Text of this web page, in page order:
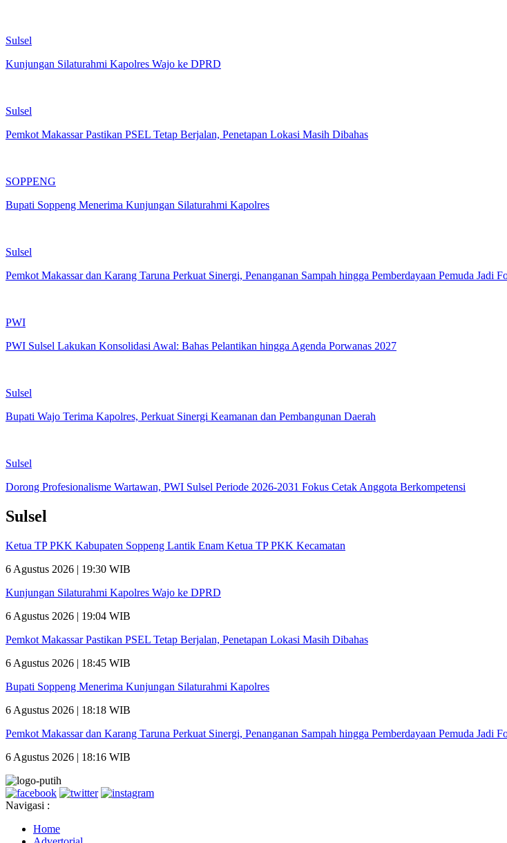
Sulsel
Kunjungan Silaturahmi Kapolres Wajo ke DPRD
Sulsel
Pemkot Makassar Pastikan PSEL Tetap Berjalan, Penetapan Lokasi Masih Dibahas
SOPPENG
Bupati Soppeng Menerima Kunjungan Silaturahmi Kapolres
Sulsel
Pemkot Makassar dan Karang Taruna Perkuat Sinergi, Penanganan Sampah hingga Pemberdayaan Pemuda Jadi
PWI
PWI Sulsel Lakukan Konsolidasi Awal: Bahas Pelantikan hingga Agenda Porwanas 2027
Sulsel
Bupati Wajo Terima Kapolres, Perkuat Sinergi Keamanan dan Pembangunan Daerah
Sulsel
Dorong Profesionalisme Wartawan, PWI Sulsel Periode 2026-2031 Fokus Cetak Anggota Berkompetensi
Sulsel
Ketua TP PKK Kabupaten Soppeng Lantik Enam Ketua TP PKK Kecamatan
6 Agustus 2026 | 19:30 WIB
Kunjungan Silaturahmi Kapolres Wajo ke DPRD
6 Agustus 2026 | 19:04 WIB
Pemkot Makassar Pastikan PSEL Tetap Berjalan, Penetapan Lokasi Masih Dibahas
6 Agustus 2026 | 18:45 WIB
Bupati Soppeng Menerima Kunjungan Silaturahmi Kapolres
6 Agustus 2026 | 18:18 WIB
Pemkot Makassar dan Karang Taruna Perkuat Sinergi, Penanganan Sampah hingga Pemberdayaan Pemuda Jadi
6 Agustus 2026 | 18:16 WIB
Navigasi :
Home